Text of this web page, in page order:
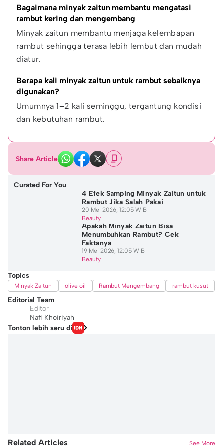
Bagaimana minyak zaitun membantu mengatasi
rambut kering dan mengembang
Minyak zaitun membantu menjaga kelembapan
rambut sehingga terasa lebih lembut dan mudah
diatur.
Berapa kali minyak zaitun untuk rambut sebaiknya
digunakan?
Umumnya 1–2 kali seminggu, tergantung kondisi
dan kebutuhan rambut.
Share Article
Curated For You
4 Efek Samping Minyak Zaitun untuk
Rambut Jika Salah Pakai
20 Mei 2026, 12:05 WIB
Beauty
Apakah Minyak Zaitun Bisa
Menumbuhkan Rambut? Cek
Faktanya
19 Mei 2026, 12:05 WIB
Beauty
Topics
Minyak Zaitun olive oil Rambut Mengembang rambut kusut
Editorial Team
Editor
Nafi Khoiriyah
Tonton lebih seru di
Related Articles See More